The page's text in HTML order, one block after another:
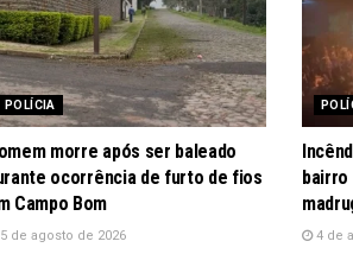
POLÍCIA
morre após ser baleado
ocorrência de furto de fios
Campo Bom
de agosto de 2026 4 de